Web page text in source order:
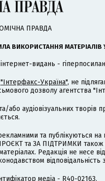
ПРАВДА
ВИКОРИСТАННЯ МАТЕРІАЛІВ
видань -
"Інтерфакс-Україна", не
дозволу агентства
або аудіовізуальних
та публікуються на
та ЗА ПІДТРИМКИ
Редакція не несе
медіа - R40-02163.